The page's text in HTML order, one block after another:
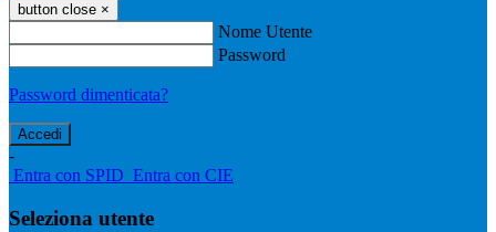
button close ×
Nome Utente
Password
Password dimenticata?
-
Entra con SPID Entra con CIE
Seleziona utente